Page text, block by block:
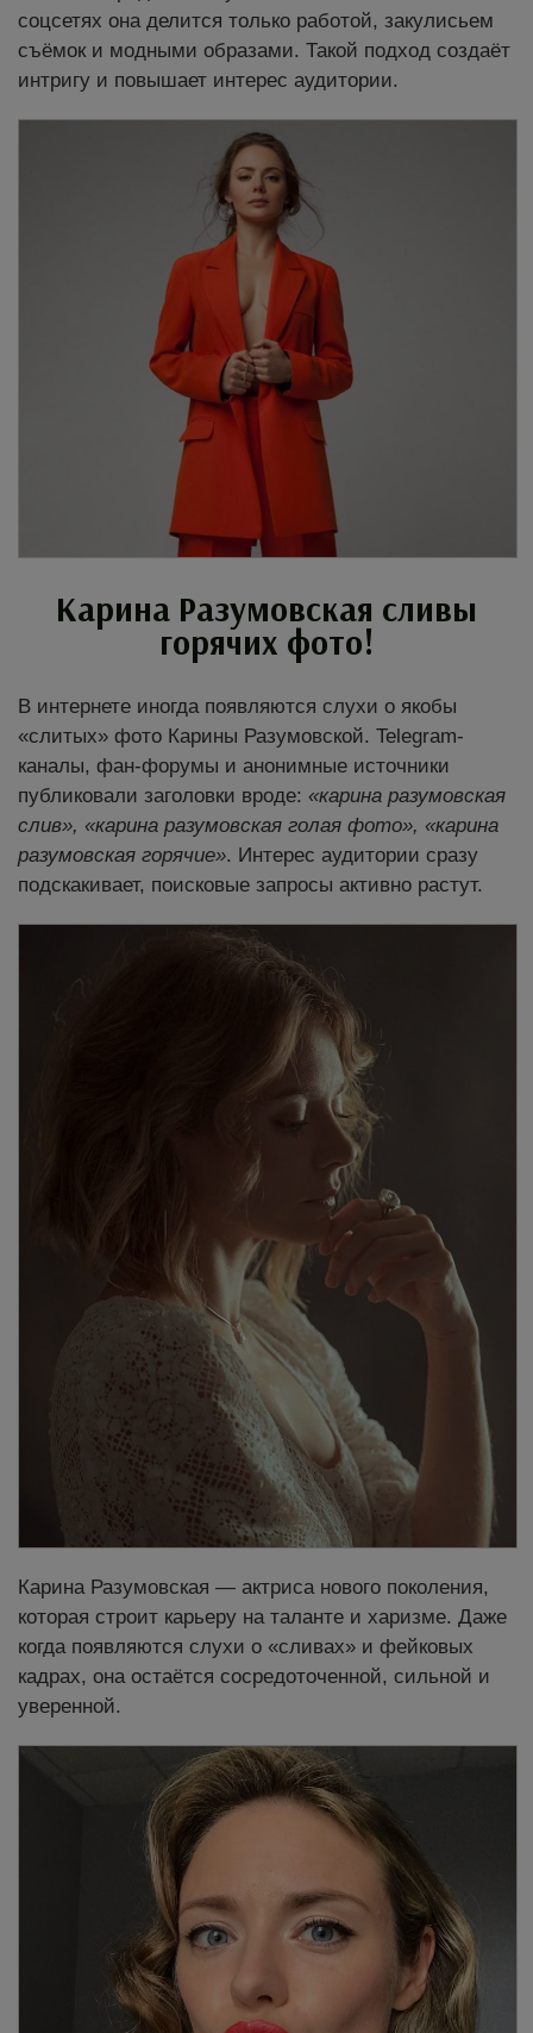
соцсетях она делится только работой, закулисьем
съёмок и модными образами. Такой подход создаёт
интригу и повышает интерес аудитории.
Карина Разумовская сливы
горячих фото!
В интернете иногда появляются слухи о якобы
«слитых» фото Карины Разумовской. Telegram-
каналы, фан-форумы и анонимные источники
публиковали заголовки вроде: «карина разумовская
слив», «карина разумовская голая фото», «карина
разумовская горячие». Интерес аудитории сразу
подскакивает, поисковые запросы активно растут.
Карина Разумовская — актриса нового поколения,
которая строит карьеру на таланте и харизме. Даже
когда появляются слухи о «сливах» и фейковых
кадрах, она остаётся сосредоточенной, сильной и
уверенной.